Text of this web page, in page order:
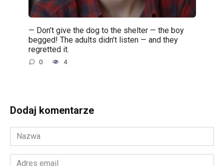
— Don’t give the dog to the shelter — the boy
begged! The adults didn’t listen — and they
regretted it.
0 4
Dodaj komentarze
Nazwa
*
Adres